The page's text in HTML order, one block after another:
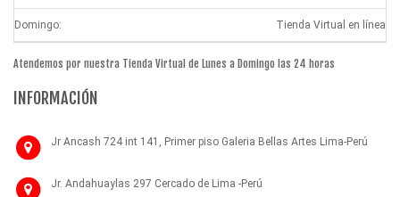
Domingo: Tienda Virtual en línea
Atendemos por nuestra Tienda Virtual de Lunes a Domingo las 24 horas
INFORMACIÓN
Jr Ancash 724 int 141, Primer piso Galeria Bellas Artes Lima-Perú
Jr. Andahuaylas 297 Cercado de Lima -Perú